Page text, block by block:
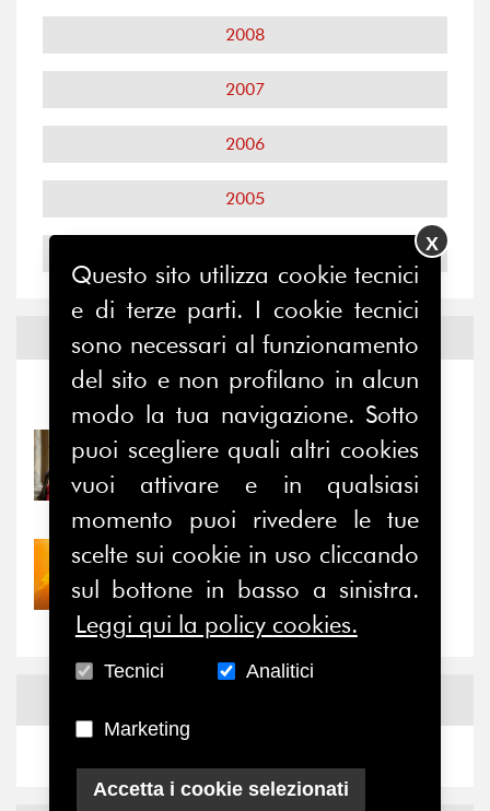
2008
2007
2006
2005
Notizie edEventi
Notizie
31/07/2026
Prima della pausa estiva,
il valore di...
30/07/2026
Nove anni dopo la
“grande cecità”: la...
Questo sito utilizza cookie tecnici
e di terze parti. I cookie tecnici
sono necessari al funzionamento
del sito e non profilano in alcun
modo la tua navigazione. Sotto
puoi scegliere quali altri cookies
vuoi attivare e in qualsiasi
momento puoi rivedere le tue
scelte sui cookie in uso cliccando
sul bottone in basso a sinistra.
Leggi qui la policy cookies.
Tecnici Analitici
Marketing
Accetta i cookie selezionati
X